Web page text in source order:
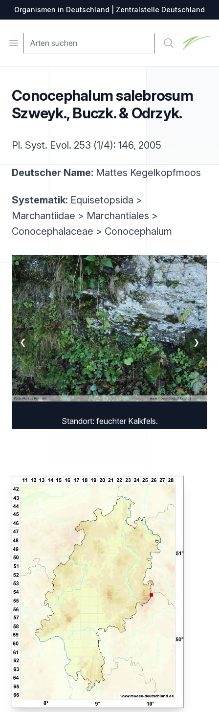
Organismen in Deutschland | Zentralstelle Deutschland
Open menu Suche
Conocephalum salebrosum
Szweyk., Buczk. & Odrzyk.
Pl. Syst. Evol. 253 (1/4): 146, 2005
Deutscher Name: Mattes Kegelkopfmoos
Systematik: Equisetopsida >
Marchantiidae > Marchantiales >
Conocephalaceae > Conocephalum
Standort: feuchter Kalkfels.
❮ ❯